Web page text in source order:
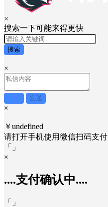
×
搜索一下可能来得更快
搜索
×
发送
×
￥undefined
请打开手机使用微信扫码支付
「
」
×
....支付确认中....
「
」